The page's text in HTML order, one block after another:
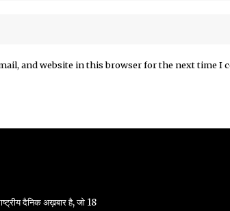
and website in this browser for the next time I
दैनिक अख़बार है, जो 18